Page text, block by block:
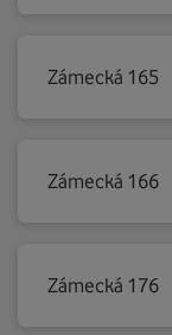
Zámecká 165
Zámecká 166
Zámecká 176